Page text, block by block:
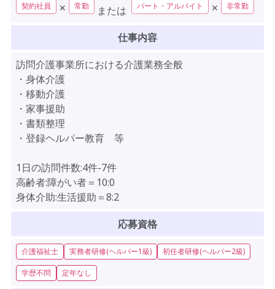
契約社員 ✕ 常勤 または パート・アルバイト ✕ 非常勤
仕事内容
訪問介護事業所における介護業務全般
・身体介護
・移動介護
・家事援助
・書類整理
・登録ヘルパー教育 等
1日の訪問件数:4件-7件
高齢者:障がい者＝10:0
身体介助:生活援助＝8:2
応募資格
介護福祉士 実務者研修(ヘルパー1級) 初任者研修(ヘルパー2級)
学歴不問 定年なし